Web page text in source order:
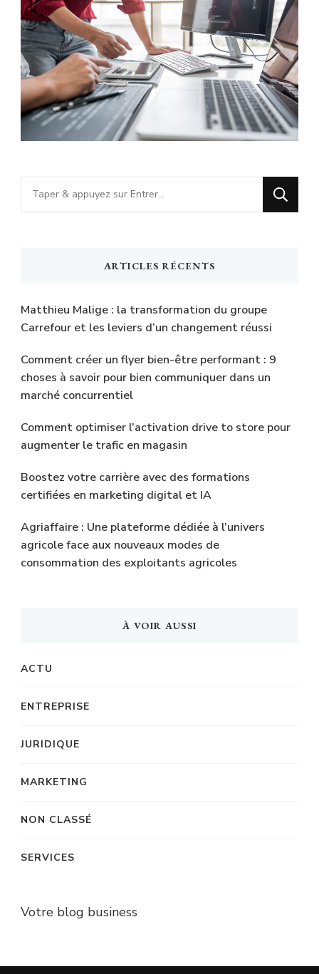
Vous
recherchiez
ARTICLES RÉCENTS
Matthieu Malige : la transformation du groupe
Carrefour et les leviers d’un changement réussi
Comment créer un flyer bien-être performant : 9
choses à savoir pour bien communiquer dans un
marché concurrentiel
Comment optimiser l’activation drive to store pour
augmenter le trafic en magasin
Boostez votre carrière avec des formations
certifiées en marketing digital et IA
Agriaffaire : Une plateforme dédiée à l’univers
agricole face aux nouveaux modes de
consommation des exploitants agricoles
À VOIR AUSSI
ACTU
ENTREPRISE
JURIDIQUE
MARKETING
NON CLASSÉ
SERVICES
Votre blog business